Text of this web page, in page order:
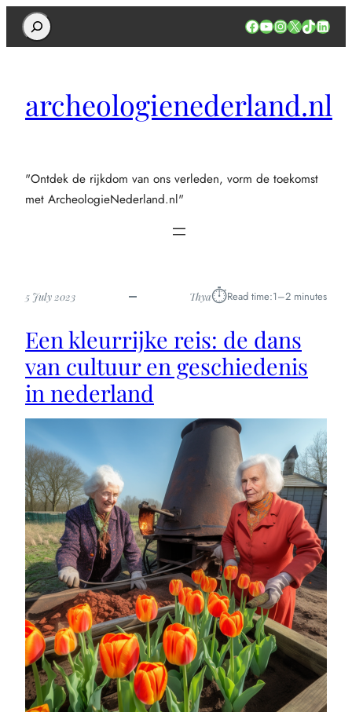
Search Facebook
YouTube
Instagram
X TikTok
archeologienederland.nl
"Ontdek de rijkdom van ons verleden, vorm de toekomst
met ArcheologieNederland.nl"
5 July 2023 Thya⏱︎Read time:1–2 minutes
Een kleurrijke reis: de dans
van cultuur en geschiedenis
in nederland